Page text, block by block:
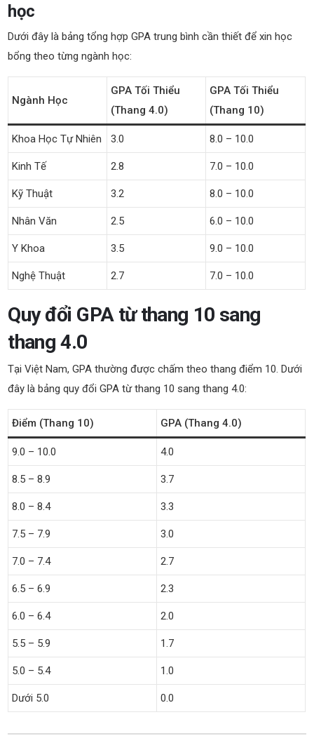
học
Dưới đây là bảng tổng hợp GPA trung bình cần thiết để xin học
bổng theo từng ngành học:
Ngành Học
GPA Tối Thiểu
(Thang 4.0)
GPA Tối Thiểu
(Thang 10)
Khoa Học Tự Nhiên 3.0 8.0 – 10.0
Kinh Tế 2.8 7.0 – 10.0
Kỹ Thuật 3.2 8.0 – 10.0
Nhân Văn 2.5 6.0 – 10.0
Y Khoa 3.5 9.0 – 10.0
Nghệ Thuật 2.7 7.0 – 10.0
Quy đổi GPA từ thang 10 sang
thang 4.0
Tại Việt Nam, GPA thường được chấm theo thang điểm 10. Dưới
đây là bảng quy đổi GPA từ thang 10 sang thang 4.0:
Điểm (Thang 10) GPA (Thang 4.0)
9.0 – 10.0 4.0
8.5 – 8.9 3.7
8.0 – 8.4 3.3
7.5 – 7.9 3.0
7.0 – 7.4 2.7
6.5 – 6.9 2.3
6.0 – 6.4 2.0
5.5 – 5.9 1.7
5.0 – 5.4 1.0
Dưới 5.0 0.0